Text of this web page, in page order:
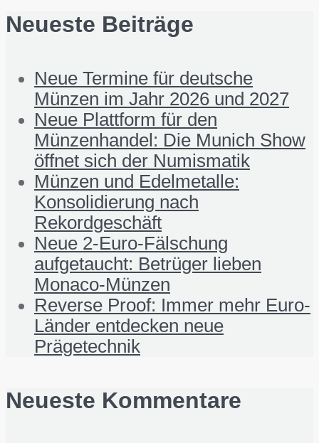
Neueste Beiträge
Neue Termine für deutsche
Münzen im Jahr 2026 und 2027
Neue Plattform für den
Münzenhandel: Die Munich Show
öffnet sich der Numismatik
Münzen und Edelmetalle:
Konsolidierung nach
Rekordgeschäft
Neue 2-Euro-Fälschung
aufgetaucht: Betrüger lieben
Monaco-Münzen
Reverse Proof: Immer mehr Euro-
Länder entdecken neue
Prägetechnik
Neueste Kommentare